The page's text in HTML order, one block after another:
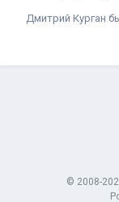
Дмитрий Курган
© 2008-